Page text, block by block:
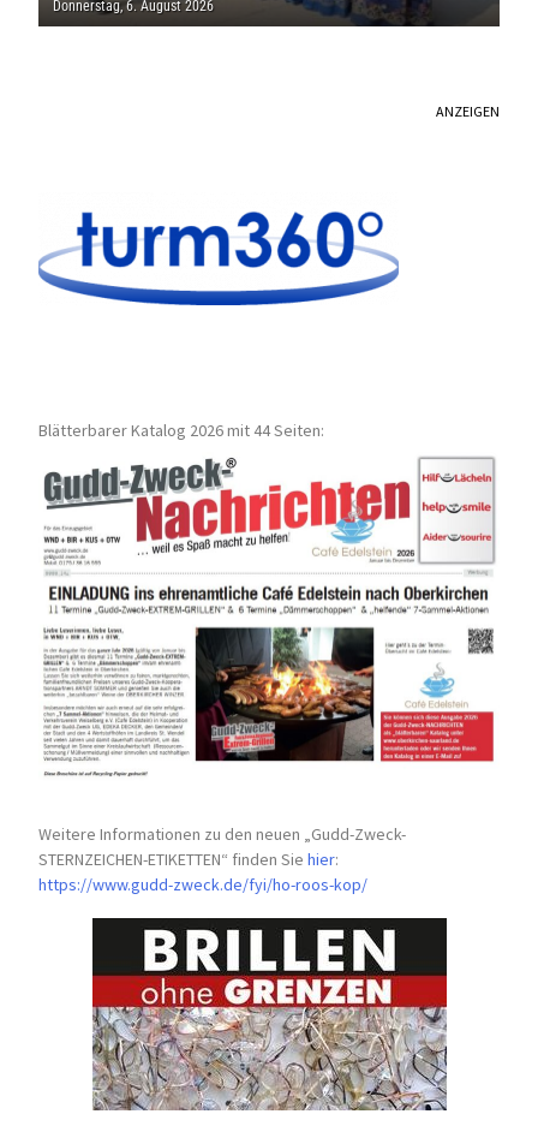
Donnerstag, 6. August 2026
ANZEIGEN
Blätterbarer Katalog 2026 mit 44 Seiten:
Weitere Informationen zu den neuen „Gudd-Zweck-
STERNZEICHEN-ETIKETTEN“ finden Siehier:
https://www.gudd-zweck.de/fyi/ho-roos-kop/